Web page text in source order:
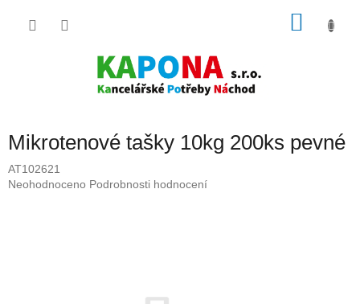
Mikrotenové tašky 10kg 200ks pevné
AT102621
Průměrné
Neohodnoceno Podrobnosti hodnocení